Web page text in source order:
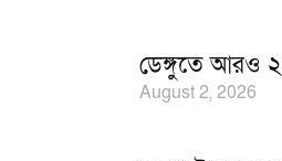
ডেঙ্গুতে আরও
August 2, 2026